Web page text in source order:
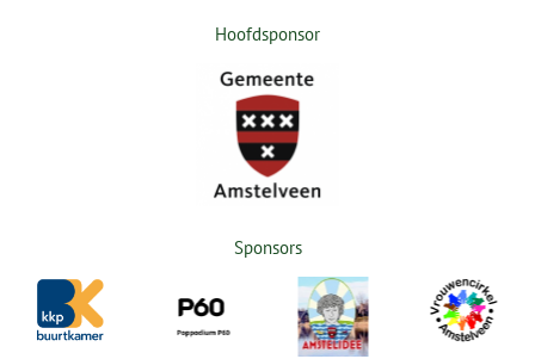
Hoofdsponsor
Sponsors